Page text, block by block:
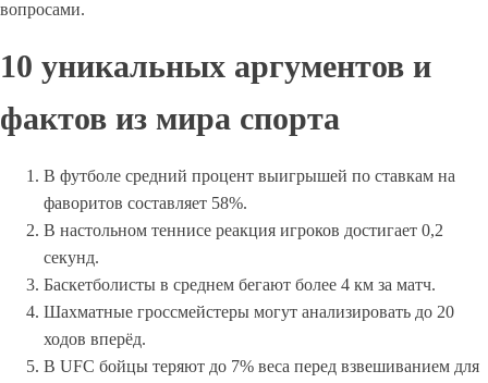
вопросами.
10 уникальных аргументов и
фактов из мира спорта
В футболе средний процент выигрышей по ставкам на
фаворитов составляет 58%.
В настольном теннисе реакция игроков достигает 0,2
секунд.
Баскетболисты в среднем бегают более 4 км за матч.
Шахматные гроссмейстеры могут анализировать до 20
ходов вперёд.
В UFC бойцы теряют до 7% веса перед взвешиванием для